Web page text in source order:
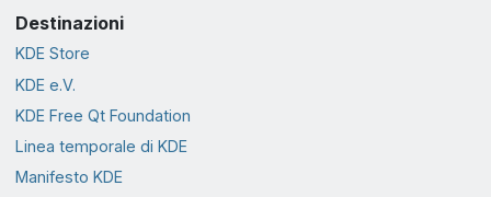
Destinazioni
KDE Store
KDE e.V.
KDE Free Qt Foundation
Linea temporale di KDE
Manifesto KDE